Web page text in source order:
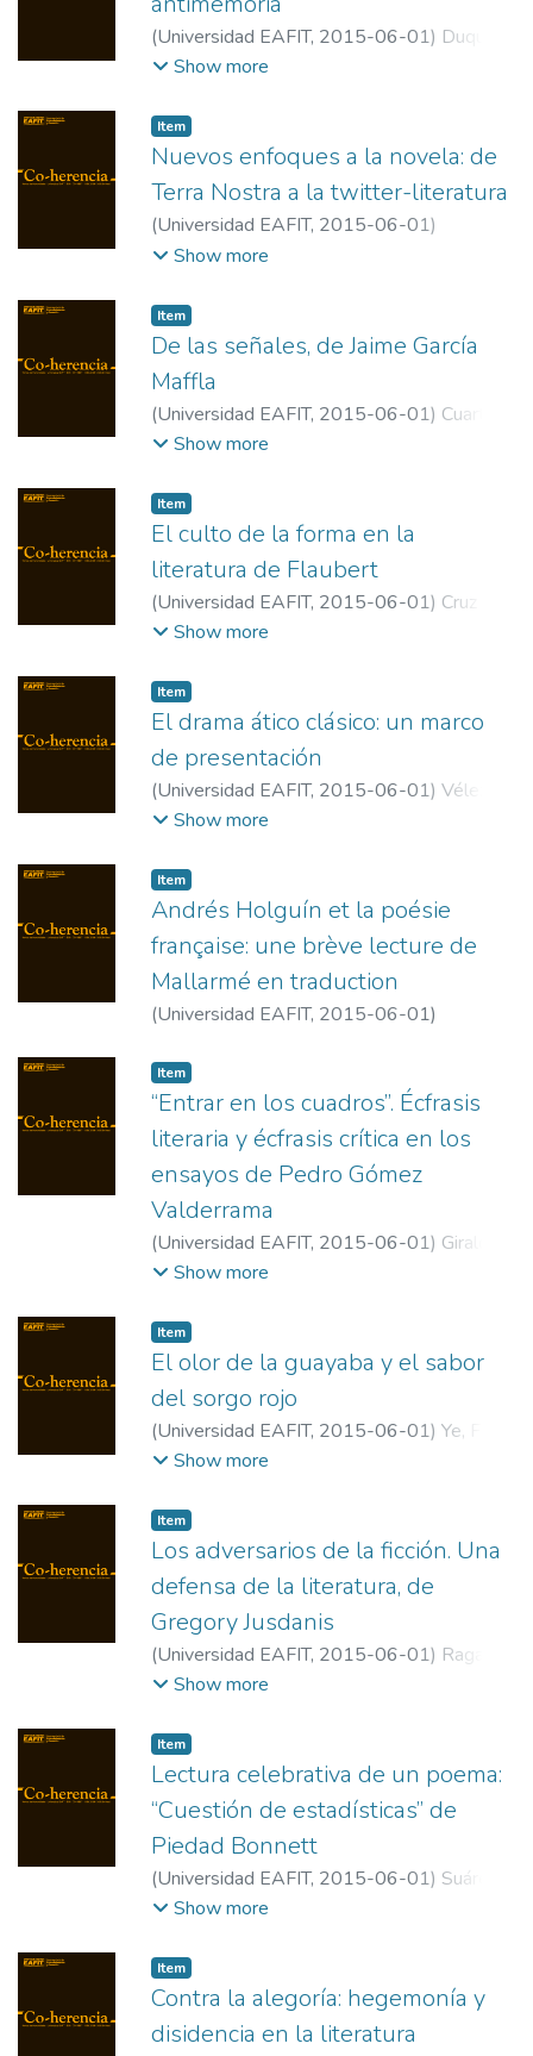
(Universidad EAFIT, 2015-06-01) Duque
García, Nacho;
Show more
Item
Nuevos enfoques a la novela: de
Terra Nostra a la twitter-literatura
(Universidad EAFIT, 2015-06-01)
Williams, Raymond L.
Show more
Item
De las señales, de Jaime García
Maffla
(Universidad EAFIT, 2015-06-01) Cuartas
Restrepo, Juan Manuel
Show more
Item
El culto de la forma en la
literatura de Flaubert
(Universidad EAFIT, 2015-06-01) Cruz
León, Francisco
Show more
Item
El drama ático clásico: un marco
de presentación
(Universidad EAFIT, 2015-06-01) Vélez
Upegui, Mauricio
Show more
Item
Andrés Holguín et la poésie
française: une brève lecture de
Mallarmé en traduction
(Universidad EAFIT, 2015-06-01)
Item
“Entrar en los cuadros”. Écfrasis
literaria y écfrasis crítica en los
ensayos de Pedro Gómez
Valderrama
(Universidad EAFIT, 2015-06-01) Giraldo,
Efrén;Universidad EAFIT
Show more
Item
El olor de la guayaba y el sabor
del sorgo rojo
(Universidad EAFIT, 2015-06-01) Ye, Fan
Universidad de Beijing
Show more
Item
Los adversarios de la ficción. Una
defensa de la literatura, de
Gregory Jusdanis
(Universidad EAFIT, 2015-06-01) Raga
Rosaleny, Vicente
Show more
Item
Lectura celebrativa de un poema:
“Cuestión de estadísticas” de
Piedad Bonnett
(Universidad EAFIT, 2015-06-01) Suárez
R., Juan Camilo
Show more
Item
Contra la alegoría: hegemonía y
disidencia en la literatura